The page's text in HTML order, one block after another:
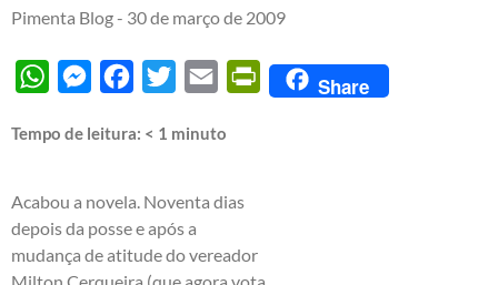
Pimenta Blog - 30 de março de 2009
WhatsAppMessengerFacebook
Twitter Email PrintFriendly
Share
Tempo de leitura: < 1 minuto
Acabou a novela. Noventa dias
depois da posse e após a
mudança de atitude do vereador
Milton Cerqueira (que agora vota